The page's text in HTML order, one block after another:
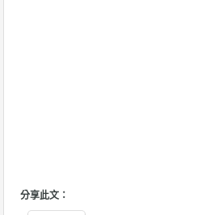
分享此文：